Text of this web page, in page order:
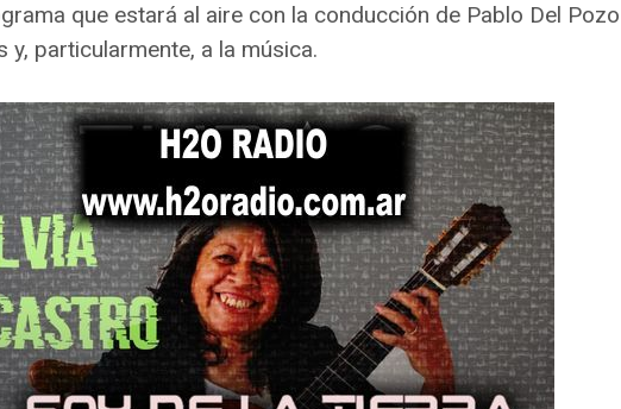
que estará al aire con la conducción de Pablo Del
particularmente, a la música.